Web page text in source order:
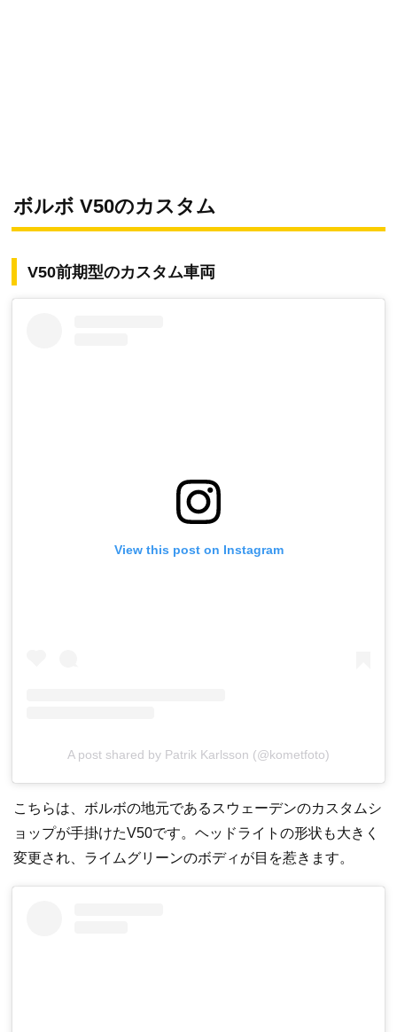
ボルボ V50のカスタム
V50前期型のカスタム車両
View this post on Instagram
A post shared by Patrik Karlsson (@kometfoto)
こちらは、ボルボの地元であるスウェーデンのカスタムシ
ョップが手掛けたV50です。ヘッドライトの形状も大きく
変更され、ライムグリーンのボディが目を惹きます。